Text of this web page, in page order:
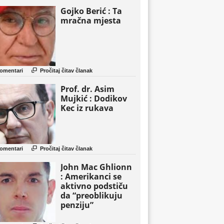
Gojko Berić : Ta
mračna mjesta
 Pročitaj čitav članak
Prof. dr. Asim
Mujkić : Dodikov
Kec iz rukava
 Pročitaj čitav članak
John Mac Ghlionn
: Amerikanci se
aktivno podstiču
da “preoblikuju
penziju”